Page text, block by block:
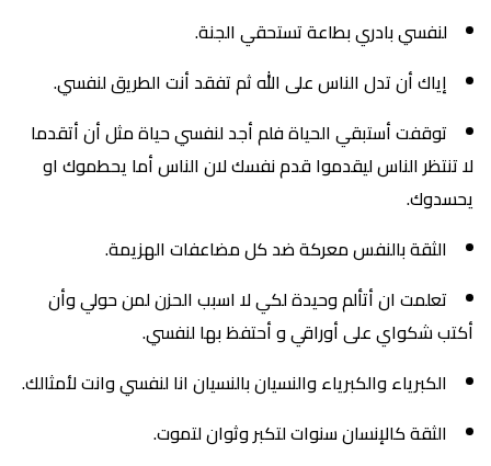
لنفسي بادري بطاعة تستحقي الجنة.
إياك أن تدل الناس على الله ثم تفقد أنت الطريق لنفسي.
توقفت أستبقي الحياة فلم أجد لنفسي حياة مثل أن أتقدما
لا تنتظر الناس ليقدموا قدم نفسك لان الناس أما يحطموك او
يحسدوك.
الثقة بالنفس معركة ضد كل مضاعفات الهزيمة.
تعلمت ان أتألم وحيدة لكي لا اسبب الحزن لمن حولي وأن
أكتب شكواي على أوراقي و أحتفظ بها لنفسي.
الكبرياء والكبرياء والنسيان بالنسيان انا لنفسي وانت لأمثالك.
الثقة كالإنسان سنوات لتكبر وثوان لتموت.